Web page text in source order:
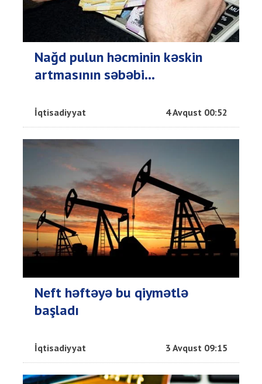
Nağd pulun həcminin kəskin
artmasının səbəbi...
İqtisadiyyat 4 Avqust 00:52
Neft həftəyə bu qiymətlə
başladı
İqtisadiyyat 3 Avqust 09:15